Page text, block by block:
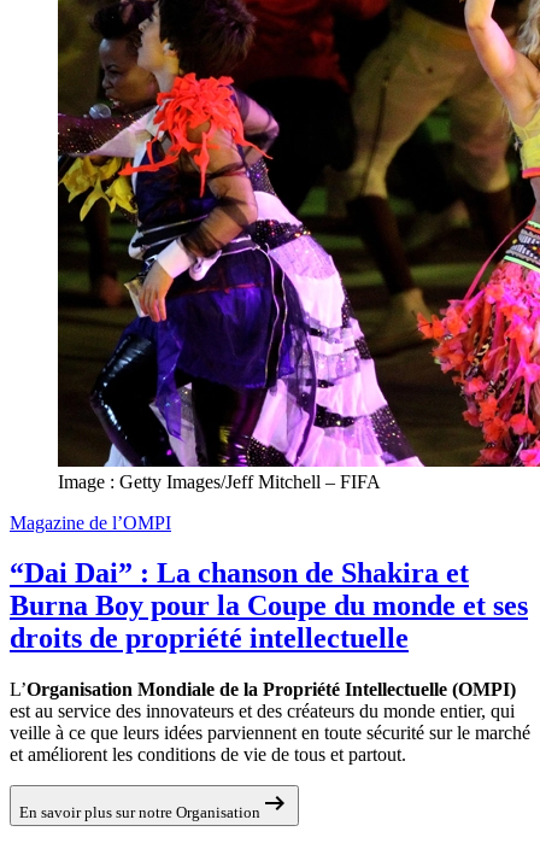
Image : Getty Images/Jeff Mitchell – FIFA
Magazine de l’OMPI
“Dai Dai” : La chanson de Shakira et
Burna Boy pour la Coupe du monde et ses
droits de propriété intellectuelle
L’Organisation Mondiale de la Propriété Intellectuelle (OMPI)
est au service des innovateurs et des créateurs du monde entier, qui
veille à ce que leurs idées parviennent en toute sécurité sur le marché
et améliorent les conditions de vie de tous et partout.
En savoir plus sur notre Organisation arrow_right_alt